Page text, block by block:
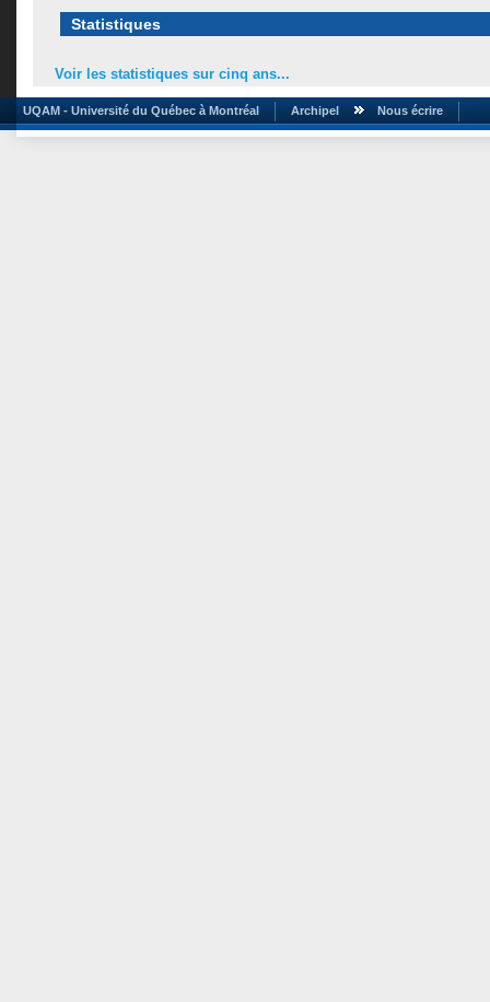
Statistiques
Voir les statistiques sur cinq ans...
UQAM - Université du Québec à Montréal Archipel Nous écrire